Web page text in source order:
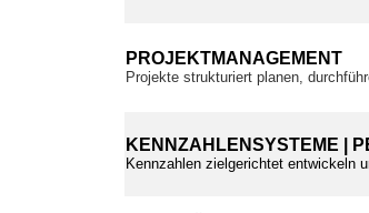
PROJEKTMANAGEMENT
Projekte strukturiert planen,
KENNZAHLENSYSTEME |
Kennzahlen zielgerichtet entwickeln